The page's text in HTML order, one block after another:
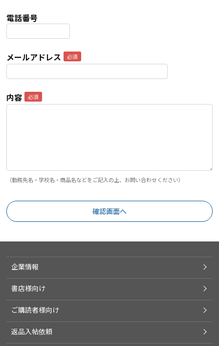
電話番号
メールアドレス
内容
（勤務先名・学校名・商品名などをご記入の上、お問い合わせください）
企業情報
書店様向け
ご購読者様向け
返品入帖依頼